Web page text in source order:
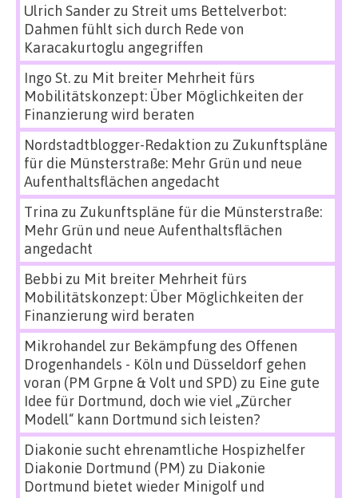
Ulrich Sanderzu Streit ums Bettelverbot:
Dahmen fühlt sich durch Rede von
Karacakurtoglu angegriffen
Ingo St.zu Mit breiter Mehrheit fürs
Mobilitätskonzept: Über Möglichkeiten der
Finanzierung wird beraten
Nordstadtblogger-Redaktion zu Zukunftspläne
für die Münsterstraße: Mehr Grün und neue
Aufenthaltsflächen angedacht
Trina zu Zukunftspläne für die Münsterstraße:
Mehr Grün und neue Aufenthaltsflächen
angedacht
Bebbi zu Mit breiter Mehrheit fürs
Mobilitätskonzept: Über Möglichkeiten der
Finanzierung wird beraten
Mikrohandel zur Bekämpfung des Offenen
Drogenhandels - Köln und Düsseldorf gehen
voran (PM Grpne & Volt und SPD) zu Eine gute
Idee für Dortmund, doch wie viel „Zürcher
Modell“ kann Dortmund sich leisten?
Diakonie sucht ehrenamtliche Hospizhelfer
Diakonie Dortmund (PM) zu Diakonie
Dortmund bietet wieder Minigolf und